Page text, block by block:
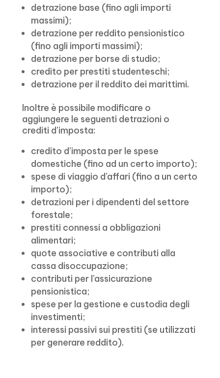
detrazione base (fino agli importi
massimi);
detrazione per reddito pensionistico
(fino agli importi massimi);
detrazione per borse di studio;
credito per prestiti studenteschi;
detrazione per il reddito dei marittimi.
Inoltre è possibile modificare o
aggiungere le seguenti detrazioni o
crediti d’imposta:
credito d’imposta per le spese
domestiche (fino ad un certo importo);
spese di viaggio d’affari (fino a un certo
importo);
detrazioni per i dipendenti del settore
forestale;
prestiti connessi a obbligazioni
alimentari;
quote associative e contributi alla
cassa disoccupazione;
contributi per l’assicurazione
pensionistica;
spese per la gestione e custodia degli
investimenti;
interessi passivi sui prestiti (se utilizzati
per generare reddito).